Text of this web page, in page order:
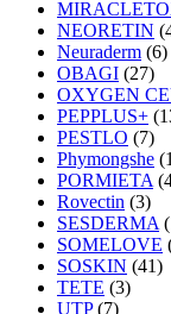
NEORETIN
Neuraderm (6)
OBAGI (27)
OXYGEN
PEPPLUS+
PESTLO (7)
Phymongshe
PORMIETA
Rovectin (3)
SESDERMA
SOMELOVE
SOSKIN (41)
TETE (3)
UTP (7)